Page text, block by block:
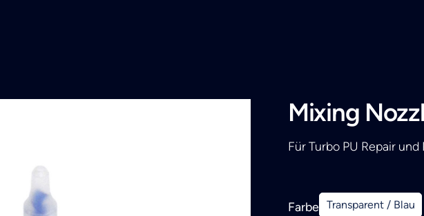
Mixing
Für Turbo PU Repair
Farbe Transparent / Blau